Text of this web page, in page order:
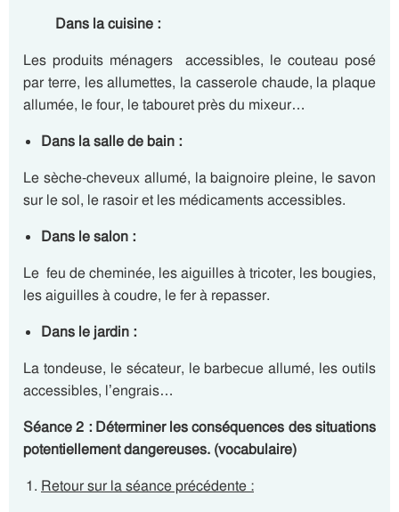
Dans la cuisine :
Les produits ménagers accessibles, le couteau posé
par terre, les allumettes, la casserole chaude, la plaque
allumée, le four, le tabouret près du mixeur…
Dans la salle de bain :
Le sèche-cheveux allumé, la baignoire pleine, le savon
sur le sol, le rasoir et les médicaments accessibles.
Dans le salon :
Le feu de cheminée, les aiguilles à tricoter, les bougies,
les aiguilles à coudre, le fer à repasser.
Dans le jardin :
La tondeuse, le sécateur, le barbecue allumé, les outils
accessibles, l’engrais…
Séance 2 : Déterminer les conséquences des situations
potentiellement dangereuses. (vocabulaire)
Retour sur la séance précédente :